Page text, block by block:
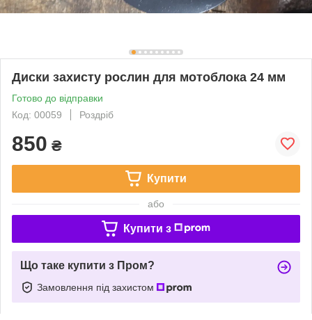
Диски захисту рослин для мотоблока 24 мм
Готово до відправки
Код: 00059
Роздріб
850 ₴
Купити
або
Купити з
Що таке купити з Пром?
Замовлення під захистом